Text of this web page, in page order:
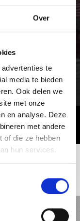
Over
te
media te bieden
Ook delen we
met onze
en analyse. Deze
met andere
of die ze hebben
hun services.